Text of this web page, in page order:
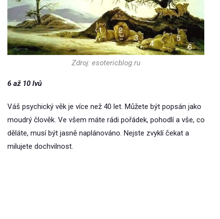
Zdroj: esotericblog.ru
6 až 10 lvů
Váš psychický věk je více než 40 let. Můžete být popsán jako
moudrý člověk. Ve všem máte rádi pořádek, pohodlí a vše, co
děláte, musí být jasně naplánováno. Nejste zvyklí čekat a
milujete dochvilnost.